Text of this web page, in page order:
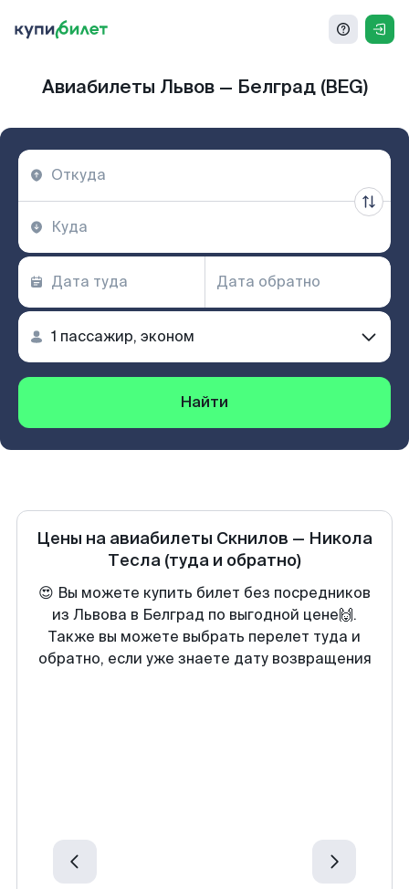
Авиабилеты Львов — Белград (BEG)
Найти
Цены на авиабилеты Скнилов — Никола
Тесла (туда и обратно)
😍 Вы можете купить билет без посредников
из Львова в Белград по выгодной цене🙌.
Также вы можете выбрать перелет туда и
обратно, если уже знаете дату возвращения